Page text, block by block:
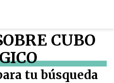
CUBO
tu búsqueda